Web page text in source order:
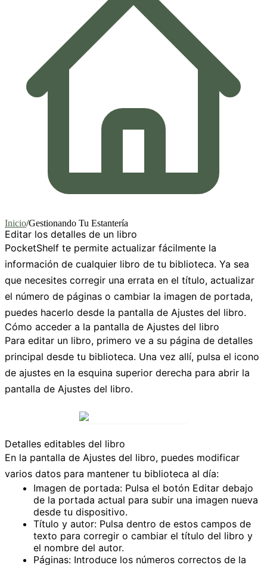
Inicio/Gestionando Tu Estantería
Editar los detalles de un libro
PocketShelf te permite actualizar fácilmente la
información de cualquier libro de tu biblioteca. Ya sea
que necesites corregir una errata en el título, actualizar
el número de páginas o cambiar la imagen de portada,
puedes hacerlo desde la pantalla de Ajustes del libro.
Cómo acceder a la pantalla de Ajustes del libro
Para editar un libro, primero ve a su página de detalles
principal desde tu biblioteca. Una vez allí, pulsa el icono
de ajustes en la esquina superior derecha para abrir la
pantalla de Ajustes del libro.
Detalles editables del libro
En la pantalla de Ajustes del libro, puedes modificar
varios datos para mantener tu biblioteca al día:
Imagen de portada: Pulsa el botón Editar debajo
de la portada actual para subir una imagen nueva
desde tu dispositivo.
Título y autor: Pulsa dentro de estos campos de
texto para corregir o cambiar el título del libro y
el nombre del autor.
Páginas: Introduce los números correctos de la